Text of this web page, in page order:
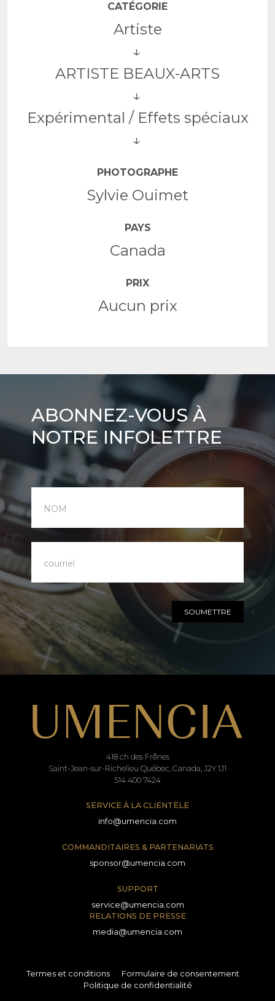
CATÉGORIE
Artiste
ARTISTE BEAUX-ARTS
Expérimental / Effets spéciaux
PHOTOGRAPHE
Sylvie Ouimet
PAYS
Canada
PRIX
Aucun prix
Abonnez-
vous
à
notre
infolettre
ABONNEZ-VOUS À
NOTRE INFOLETTRE
SOUMETTRE
418 ch des Frênes
Saint-Jean-sur-Richelieu Québec, Canada, J2Y 1J1
514 400 7424
SERVICE À LA CLIENTÈLE
info@umencia.com
COMMANDITAIRES & PARTENARIATS
sponsor@umencia.com
SUPPORT
service@umencia.com
RELATIONS DE PRESSE
media@umencia.com
Termes et conditions
Formulaire de consentement
Politique de confidentialité